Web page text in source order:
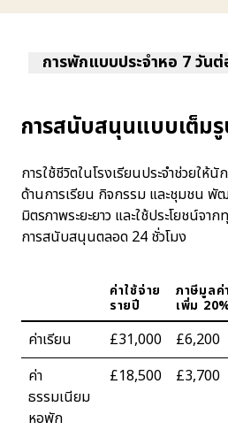
การพักแบบประจำหอ 7 วัน
การสนับสนุนแบบเต็ม
การใช้ชีวิตในโรงเรียนประจำช่วยให้
ด้านการเรียน กิจกรรม และชุมชน พั
มิตรภาพระยะยาว และใช้ประโยชน์จ
การสนับสนุนตลอด 24 ชั่วโมง
ค่าใช้จ่าย
รายปี
ภาษีมูลค่
เพิ่ม
ค่าเรียน £31,000 £6,200
ค่า
ธรรมเนียม
หอพัก
£18,500 £3,700